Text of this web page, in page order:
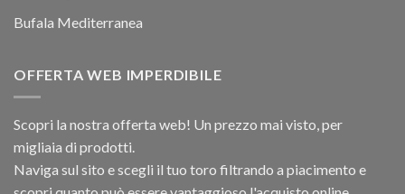
Bufala Mediterranea
OFFERTA WEB IMPERDIBILE
Scopri la nostra offerta web! Un prezzo mai visto, per
migliaia di prodotti.
Naviga sul sito e scegli il tuo toro filtrando a piacimento e